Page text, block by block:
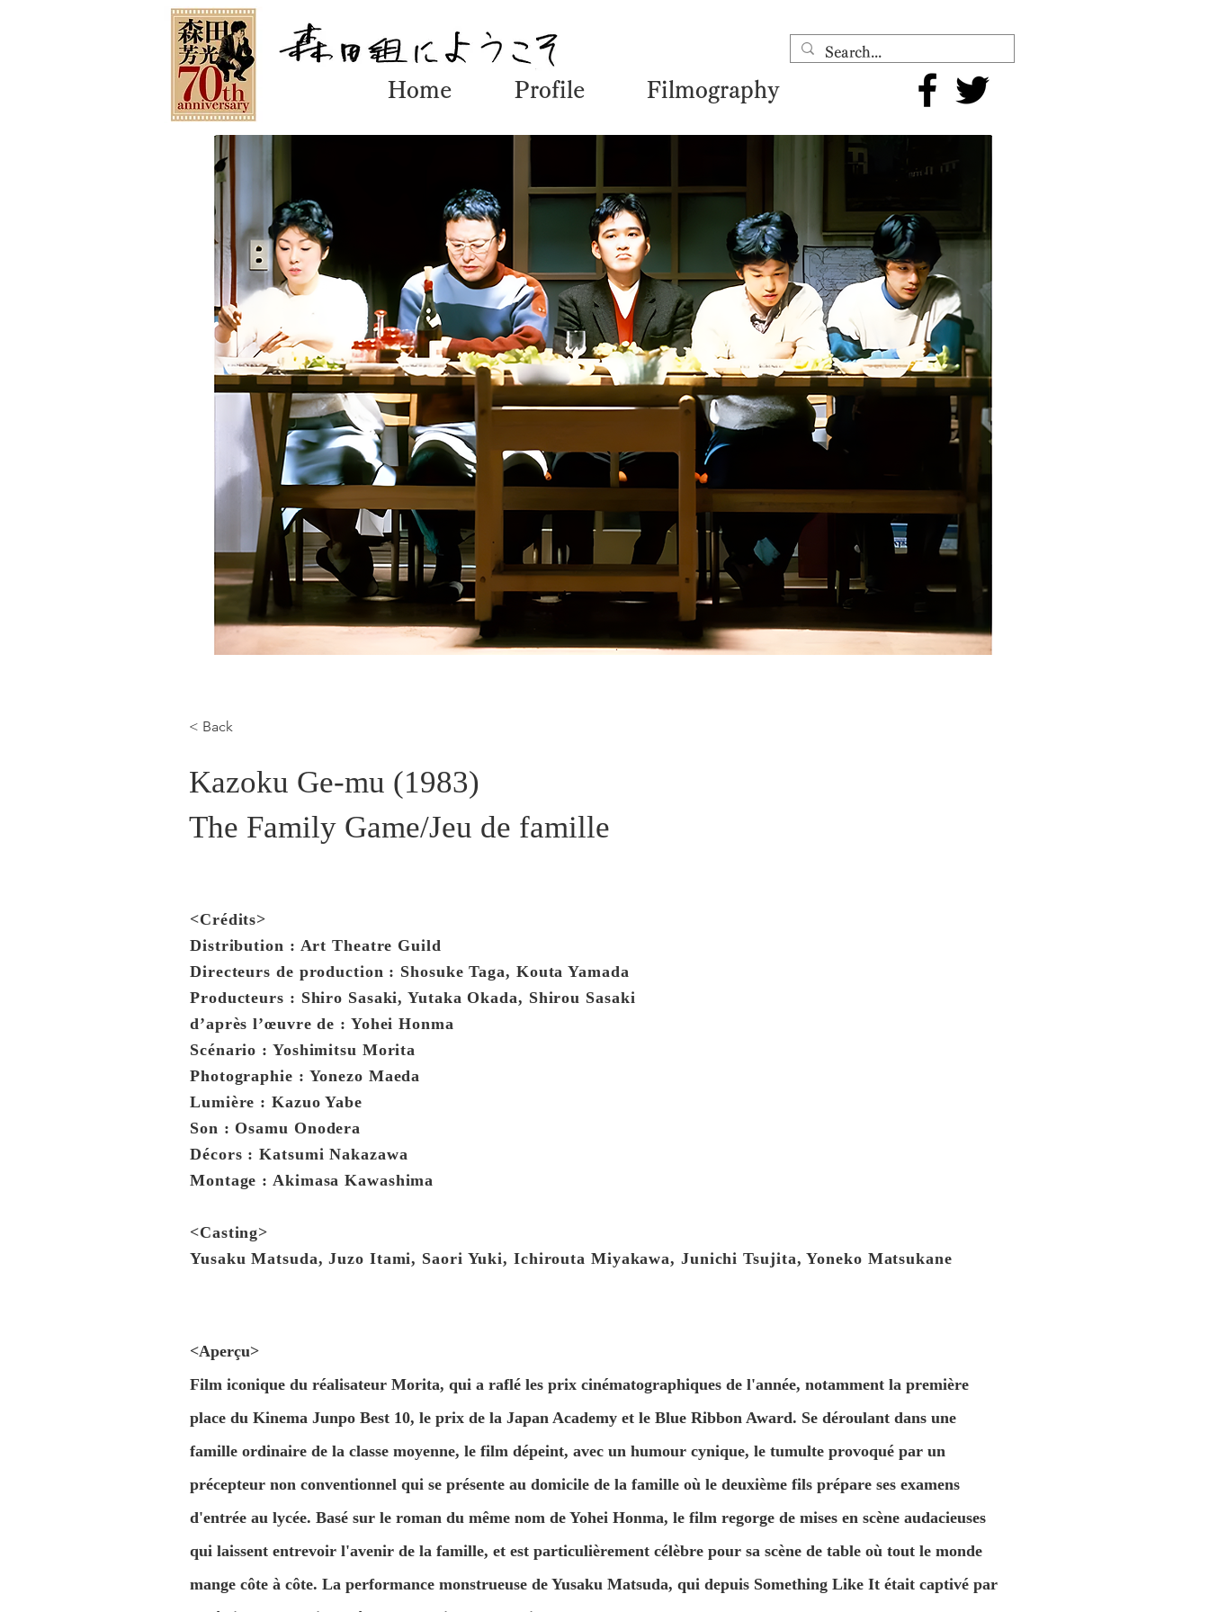
Home Profile Filmography
< Back
Kazoku Ge-mu (1983)
The Family Game/Jeu de famille
<Crédits>
Distribution : Art Theatre Guild
Directeurs de production : Shosuke Taga, Kouta Yamada
Producteurs : Shiro Sasaki, Yutaka Okada, Shirou Sasaki
d’après l’œuvre de : Yohei Honma
Scénario : Yoshimitsu Morita
Photographie : Yonezo Maeda
Lumière : Kazuo Yabe
Son : Osamu Onodera
Décors : Katsumi Nakazawa
Montage : Akimasa Kawashima
<Casting>
Yusaku Matsuda, Juzo Itami, Saori Yuki, Ichirouta Miyakawa, Junichi Tsujita, Yoneko Matsukane
<Aperçu>
Film iconique du réalisateur Morita, qui a raflé les prix cinématographiques de l'année, notamment la première
place du Kinema Junpo Best 10, le prix de la Japan Academy et le Blue Ribbon Award. Se déroulant dans une
famille ordinaire de la classe moyenne, le film dépeint, avec un humour cynique, le tumulte provoqué par un
précepteur non conventionnel qui se présente au domicile de la famille où le deuxième fils prépare ses examens
d'entrée au lycée. Basé sur le roman du même nom de Yohei Honma, le film regorge de mises en scène audacieuses
qui laissent entrevoir l'avenir de la famille, et est particulièrement célèbre pour sa scène de table où tout le monde
mange côte à côte. La performance monstrueuse de Yusaku Matsuda, qui depuis Something Like It était captivé par